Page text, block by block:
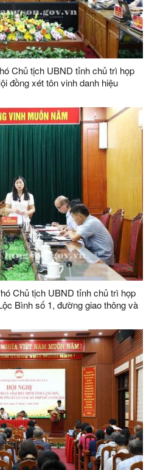
Chủ tịch UBND tỉnh chủ trì họp
đồng xét tôn vinh danh hiệu
Chủ tịch UBND tỉnh chủ trì họp
Bình số 1, đường giao thông và